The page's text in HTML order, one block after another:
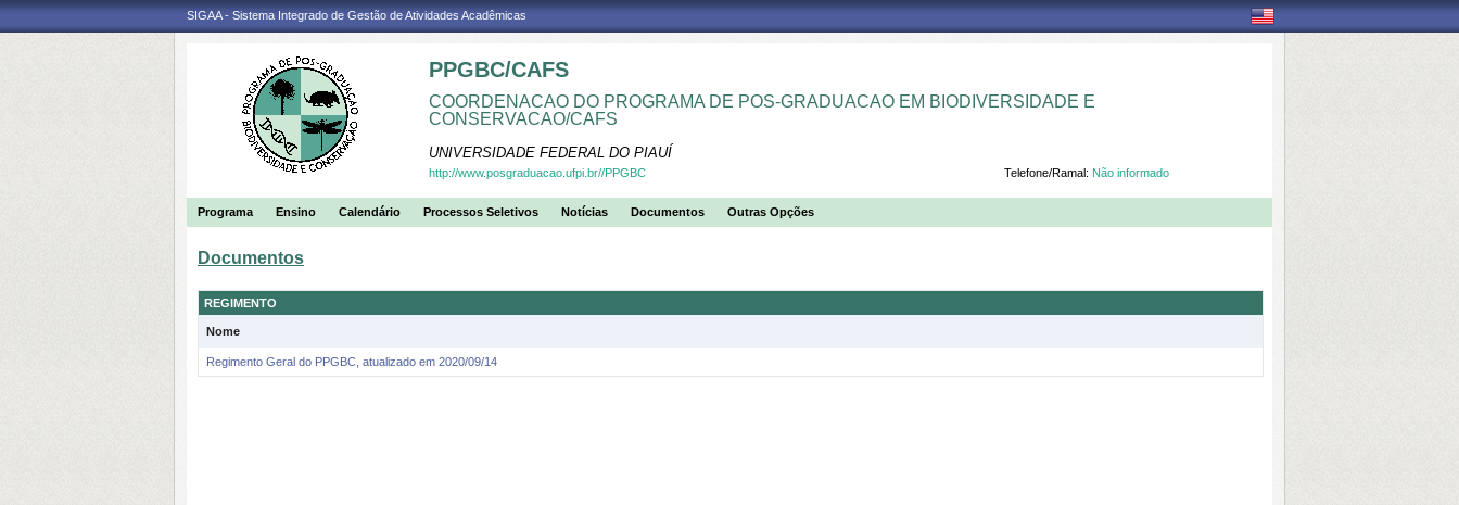
SIGAA - Sistema Integrado de Gestão de Atividades Acadêmicas
PPGBC/CAFS
COORDENACAO DO PROGRAMA DE POS-GRADUACAO EM BIODIVERSIDADE E
CONSERVACAO/CAFS
UNIVERSIDADE FEDERAL DO PIAUÍ
Telefone/Ramal: Não informado
http://www.posgraduacao.ufpi.br//PPGBC
Programa Ensino Calendário Processos Seletivos Notícias Documentos Outras Opções
Documentos
REGIMENTO
Nome
Regimento Geral do PPGBC, atualizado em 2020/09/14